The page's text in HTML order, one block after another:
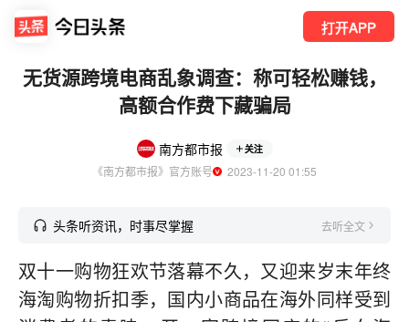
打开APP
无货源跨境电商乱象调查：称可轻松赚钱，
高额合作费下藏骗局
南方都市报 关注
《南方都市报》官方账号
  2023-11-20 01:55
头条听资讯，时事尽掌握 去听全文
双十一购物狂欢节落幕不久，又迎来岁末年终
海淘购物折扣季，国内小商品在海外同样受到